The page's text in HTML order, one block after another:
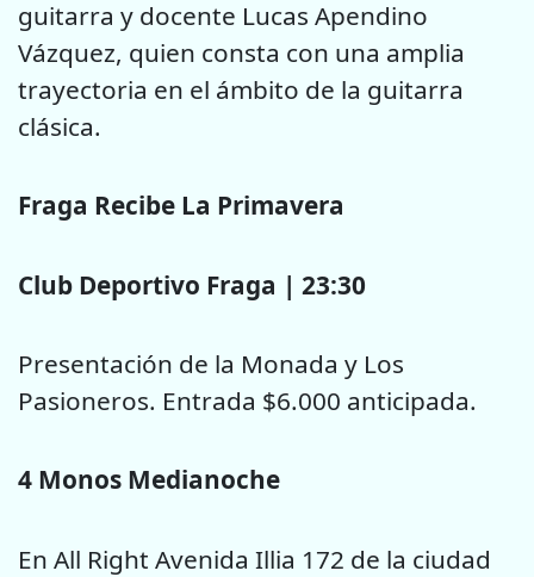
guitarra y docente Lucas Apendino
Vázquez, quien consta con una amplia
trayectoria en el ámbito de la guitarra
clásica.
Fraga Recibe La Primavera
Club Deportivo Fraga | 23:30
Presentación de la Monada y Los
Pasioneros. Entrada $6.000 anticipada.
4 Monos Medianoche
En All Right Avenida Illia 172 de la ciudad